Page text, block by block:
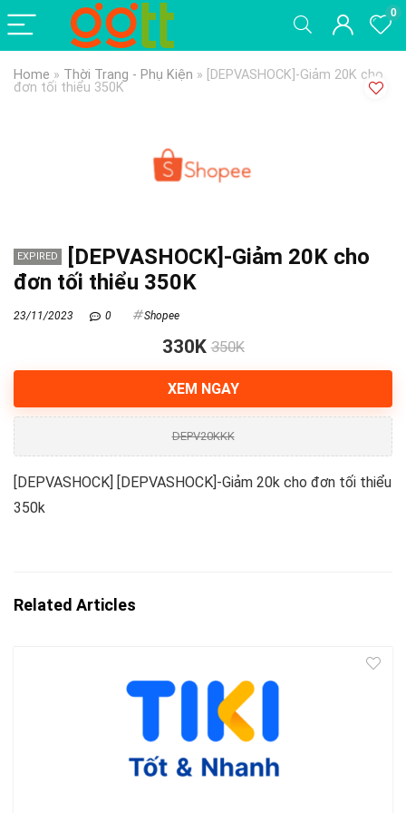
0
Home » Thời Trang - Phụ Kiện »
[DEPVASHOCK]-Giảm 20K cho
đơn tối thiểu 350K
EXPIRED
[DEPVASHOCK]-Giảm 20K cho
đơn tối thiểu 350K
23/11/2023 0 Shopee
330K 350K
XEM NGAY
DEPV20KKK
[DEPVASHOCK] [DEPVASHOCK]-Giảm 20k cho đơn tối thiểu
350k
Related Articles